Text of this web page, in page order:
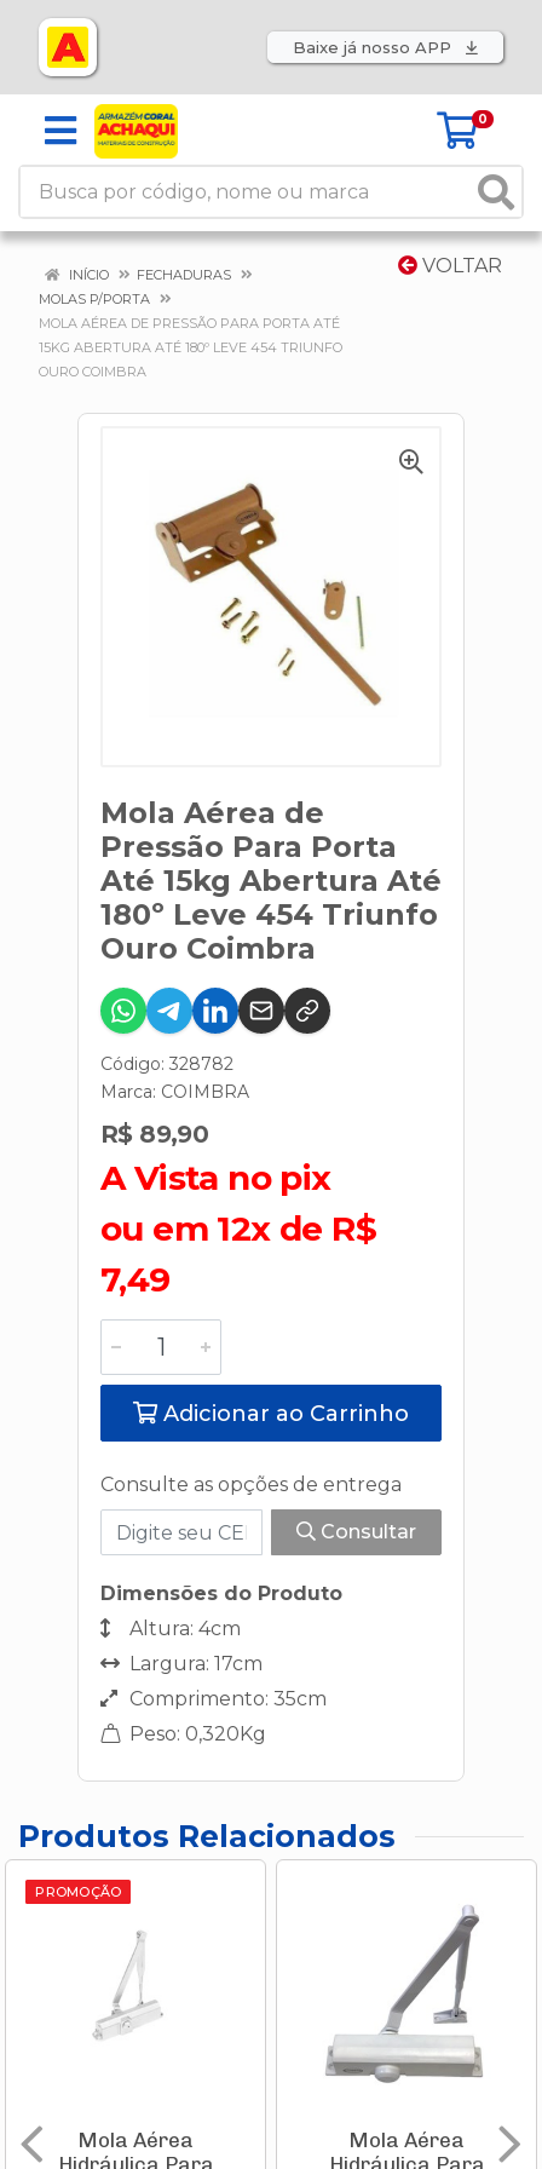
Baixe já nosso APP
0
VOLTAR
INÍCIO
FECHADURAS
MOLAS P/PORTA
MOLA AÉREA DE PRESSÃO PARA PORTA ATÉ
15KG ABERTURA ATÉ 180º LEVE 454 TRIUNFO
OURO COIMBRA
Mola Aérea de
Pressão Para Porta
Até 15kg Abertura Até
180º Leve 454 Triunfo
Ouro Coimbra
Código: 328782
Marca: COIMBRA
R$ 89,90
A Vista no pix
ou em 12x de R$
7,49
Adicionar ao Carrinho
Consulte as opções de entrega
Consultar
Dimensões do Produto
Altura: 4cm
Largura: 17cm
Comprimento: 35cm
Peso: 0,320Kg
Produtos Relacionados
PROMOÇÃO
Mola Aérea
Mola Aérea